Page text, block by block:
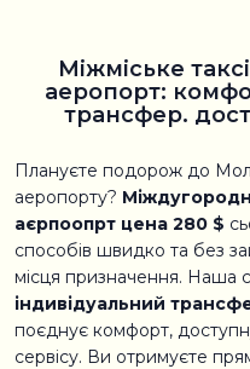
Міжміське
аеропорт:
трансфер.
Плануєте подорож до
аеропорту?
аєрпоопрт цена 280 $
способів швидко та без
місця призначення. Наша
індивідуальний
поєднує комфорт,
сервісу. Ви отримуєте